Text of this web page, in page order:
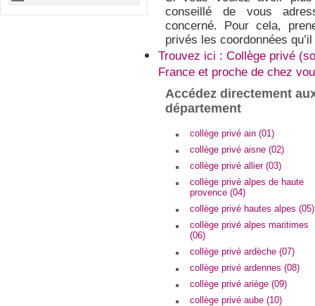
conseillé de vous
concerné. Pour cela,
privés les coordonnées
Trouvez ici : Collège privé
France et proche de chez
Accédez directement
département
collège privé ain (01)
collège privé aisne (02)
collège privé allier (03)
collège privé alpes de haute
provence (04)
collège privé hautes alpes (05)
collège privé alpes maritimes
(06)
collège privé ardèche (07)
collège privé ardennes (08)
collège privé ariège (09)
collège privé aube (10)